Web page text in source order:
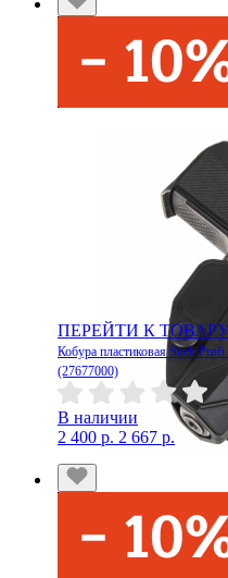
ПЕРЕЙТИ К ТОВАРУ
Кобура пластиковая Stich
(27677000)
В наличии
2 400 р. 2 667 р.